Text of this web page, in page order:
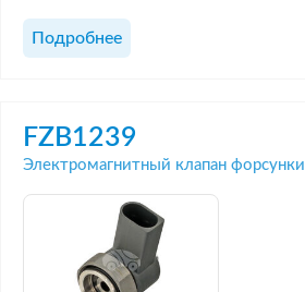
Подробнее
FZB1239
Электромагнитный клапан форсунки